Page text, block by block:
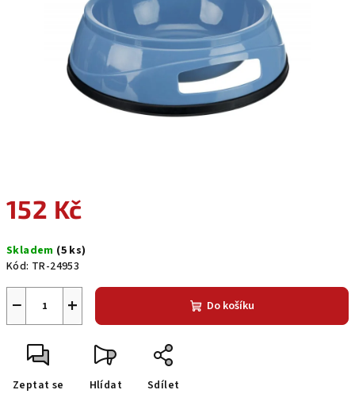
152 Kč
cena:
Skladem (5 ks)
Kód: TR-24953
+
− Do košíku
Zeptat se Hlídat Sdílet